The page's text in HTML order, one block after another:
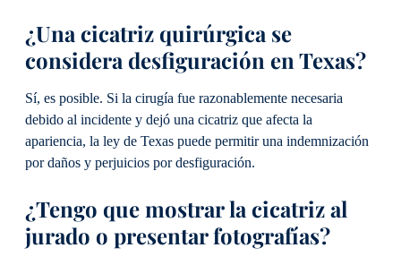
¿Una cicatriz quirúrgica se
considera desfiguración en Texas?
Sí, es posible. Si la cirugía fue razonablemente necesaria
debido al incidente y dejó una cicatriz que afecta la
apariencia, la ley de Texas puede permitir una indemnización
por daños y perjuicios por desfiguración.
¿Tengo que mostrar la cicatriz al
jurado o presentar fotografías?